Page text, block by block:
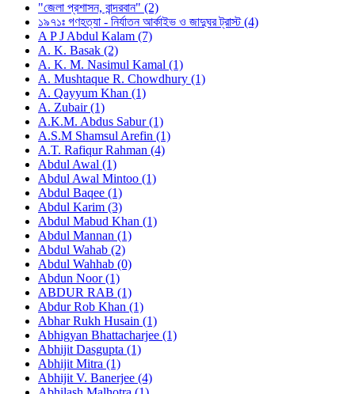
"জেলা প্রশাসন, বান্দরবান" (2)
১৯৭১ঃ গণহত্যা - নির্যাতন আর্কাইভ ও জাদুঘর ট্রাস্ট (4)
A P J Abdul Kalam (7)
A. K. Basak (2)
A. K. M. Nasimul Kamal (1)
A. Mushtaque R. Chowdhury (1)
A. Qayyum Khan (1)
A. Zubair (1)
A.K.M. Abdus Sabur (1)
A.S.M Shamsul Arefin (1)
A.T. Rafiqur Rahman (4)
Abdul Awal (1)
Abdul Awal Mintoo (1)
Abdul Baqee (1)
Abdul Karim (3)
Abdul Mabud Khan (1)
Abdul Mannan (1)
Abdul Wahab (2)
Abdul Wahhab (0)
Abdun Noor (1)
ABDUR RAB (1)
Abdur Rob Khan (1)
Abhar Rukh Husain (1)
Abhigyan Bhattacharjee (1)
Abhijit Dasgupta (1)
Abhijit Mitra (1)
Abhijit V. Banerjee (4)